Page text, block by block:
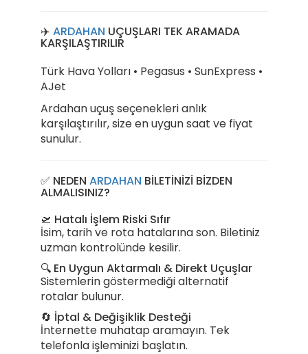
✈️ ARDAHAN UÇUŞLARI TEK ARAMADA
KARŞILAŞTIRILIR
Türk Hava Yolları • Pegasus • SunExpress •
AJet
Ardahan uçuş seçenekleri anlık
karşılaştırılır, size en uygun saat ve fiyat
sunulur.
✅ NEDEN ARDAHAN BİLETİNİZİ BİZDEN
ALMALISINIZ?
🛫 Hatalı İşlem Riski Sıfır
İsim, tarih ve rota hatalarına son. Biletiniz
uzman kontrolünde kesilir.
🔍 En Uygun Aktarmalı & Direkt Uçuşlar
Sistemlerin göstermediği alternatif
rotalar bulunur.
🔄 İptal & Değişiklik Desteği
İnternette muhatap aramayın. Tek
telefonla işleminizi başlatın.